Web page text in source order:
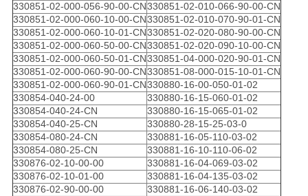
개
인
정
보
보
호
정
330851-02-000-056-90-00-CN330851-02-010-066-90-00-CN
330851-02-000-060-10-00-CN330851-02-010-070-90-01-CN
330851-02-000-060-10-01-CN330851-02-020-080-90-00-CN
330851-02-000-060-50-00-CN330851-02-020-090-10-00-CN
330851-02-000-060-50-01-CN330851-04-000-020-90-01-CN
330851-02-000-060-90-00-CN330851-08-000-015-10-01-CN
330851-02-000-060-90-01-CN330880-16-00-050-01-02
330854-040-24-00
330880-16-15-060-01-02
330854-040-24-CN
330880-16-15-065-01-02
330854-040-25-CN
330880-28-15-25-03-0
330854-080-24-CN
330881-16-05-110-03-02
330854-080-25-CN
330881-16-10-110-06-02
330876-02-10-00-00
330881-16-04-069-03-02
330876-02-10-01-00
330881-16-04-135-03-02
330876-02-90-00-00
330881-16-06-140-03-02